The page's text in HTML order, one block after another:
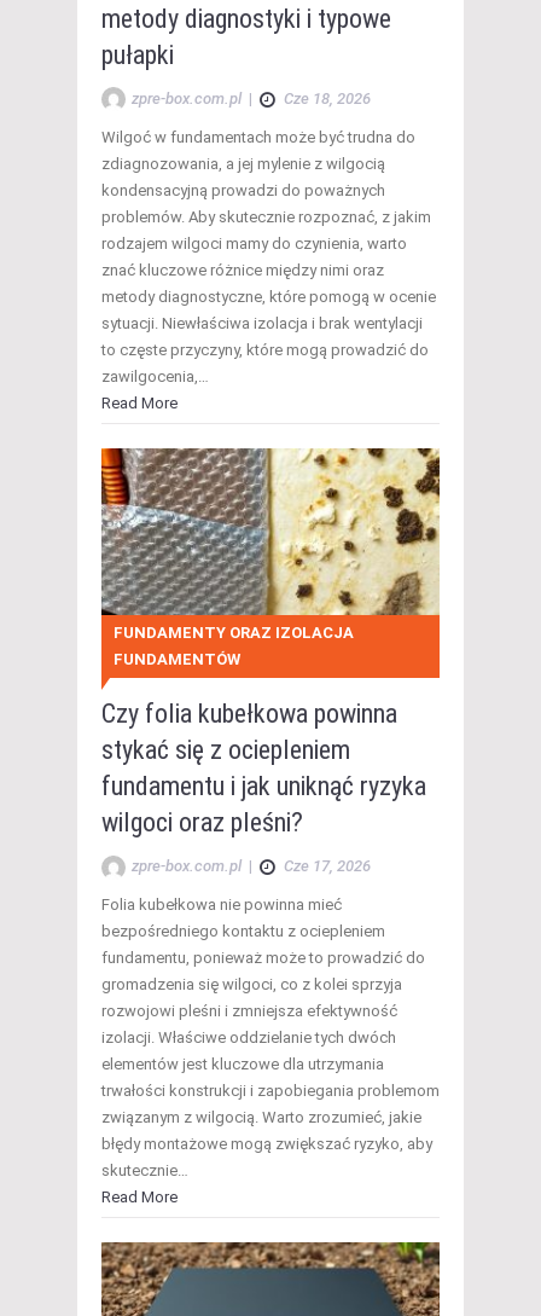
metody diagnostyki i typowe
pułapki
zpre-box.com.pl | Cze 18, 2026
Wilgoć w fundamentach może być trudna do
zdiagnozowania, a jej mylenie z wilgocią
kondensacyjną prowadzi do poważnych
problemów. Aby skutecznie rozpoznać, z jakim
rodzajem wilgoci mamy do czynienia, warto
znać kluczowe różnice między nimi oraz
metody diagnostyczne, które pomogą w ocenie
sytuacji. Niewłaściwa izolacja i brak wentylacji
to częste przyczyny, które mogą prowadzić do
zawilgocenia,…
Read More
FUNDAMENTY ORAZ IZOLACJA
FUNDAMENTÓW
Czy folia kubełkowa powinna
stykać się z ociepleniem
fundamentu i jak uniknąć ryzyka
wilgoci oraz pleśni?
zpre-box.com.pl | Cze 17, 2026
Folia kubełkowa nie powinna mieć
bezpośredniego kontaktu z ociepleniem
fundamentu, ponieważ może to prowadzić do
gromadzenia się wilgoci, co z kolei sprzyja
rozwojowi pleśni i zmniejsza efektywność
izolacji. Właściwe oddzielanie tych dwóch
elementów jest kluczowe dla utrzymania
trwałości konstrukcji i zapobiegania problemom
związanym z wilgocią. Warto zrozumieć, jakie
błędy montażowe mogą zwiększać ryzyko, aby
skutecznie…
Read More